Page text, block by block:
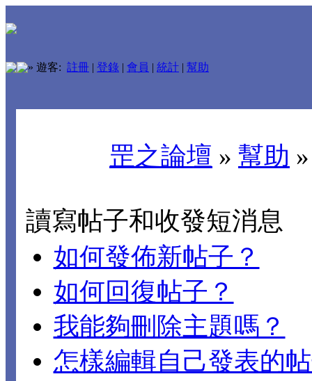
» 遊客: 註冊 | 登錄 | 會員 | 統計 | 幫助
罡之論壇 » 幫助
讀寫帖子和收發短消息
如何發佈新帖子？
如何回復帖子？
我能夠刪除主題嗎？
怎樣編輯自己發表的